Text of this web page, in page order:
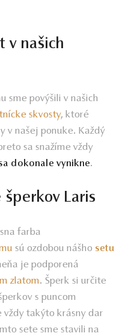
v našich
sme povýšili v našich
skvosty, ktoré
v našej ponuke. Každý
sa snažíme vždy
dokonale vynikne.
šperkov Laris
farba
sú ozdobou nášho setu
je podporená
zlatom. Šperk si určite
s puncom
vždy takýto krásny dar
sete sme stavili na